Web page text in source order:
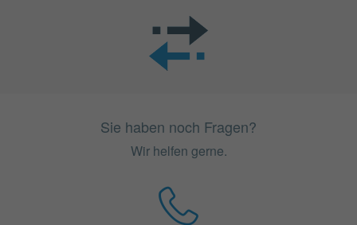
Sie haben noch Fragen?
Wir helfen gerne.